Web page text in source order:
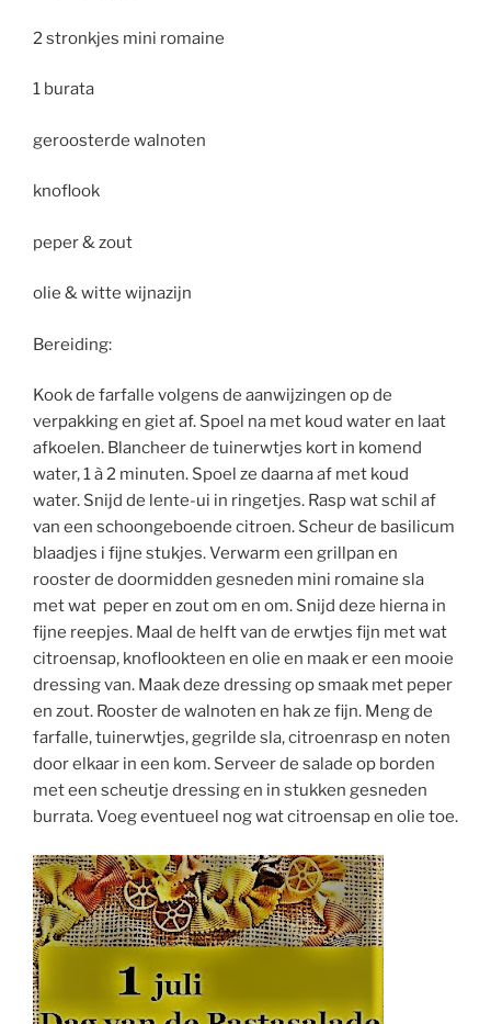
2 stronkjes mini romaine
1 burata
geroosterde walnoten
knoflook
peper & zout
olie & witte wijnazijn
Bereiding:
Kook de farfalle volgens de aanwijzingen op de
verpakking en giet af. Spoel na met koud water en laat
afkoelen. Blancheer de tuinerwtjes kort in komend
water, 1 à 2 minuten. Spoel ze daarna af met koud
water. Snijd de lente-ui in ringetjes. Rasp wat schil af
van een schoongeboende citroen. Scheur de basilicum
blaadjes i fijne stukjes. Verwarm een grillpan en
rooster de doormidden gesneden mini romaine sla
met wat peper en zout om en om. Snijd deze hierna in
fijne reepjes. Maal de helft van de erwtjes fijn met wat
citroensap, knoflookteen en olie en maak er een mooie
dressing van. Maak deze dressing op smaak met peper
en zout. Rooster de walnoten en hak ze fijn. Meng de
farfalle, tuinerwtjes, gegrilde sla, citroenrasp en noten
door elkaar in een kom. Serveer de salade op borden
met een scheutje dressing en in stukken gesneden
burrata. Voeg eventueel nog wat citroensap en olie toe.